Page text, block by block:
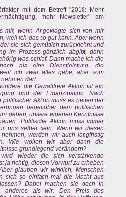
mit dem Betreff "2018: Mehr
mehr Newsletter" am
mir, wenn Angeklagte sich von mir
weil ich das so gut kann. Aber wenn
sie sich gemütlich zurücklehnt und
im Prozess gänzlich abgibt, dann
was schief. Dann mache ich die
als eine Dienstleistung, die
ich zwar alles gebe, aber vom
darf.
die Gewaltfreie Aktion ist ein
und der Emanzipation. Nach
politischer Aktion muss es neben der
gegenüber dem politischen
gehen, unsere eigenen Kenntnisse
Politische Aktion muss immer
uns selber sein. Wenn wir diesen
werden wir auch langfristig
Wie wollen wir aber dann die
grundlegend verändern?
wird wieder die sich verstärkende
ja richtig, diesen Vorwurf zu erheben
glauben wir wirklich, Menschen
sich so einfach mal die Macht aus
Dabei machen sie doch in
anderes als wir: Den Preis des